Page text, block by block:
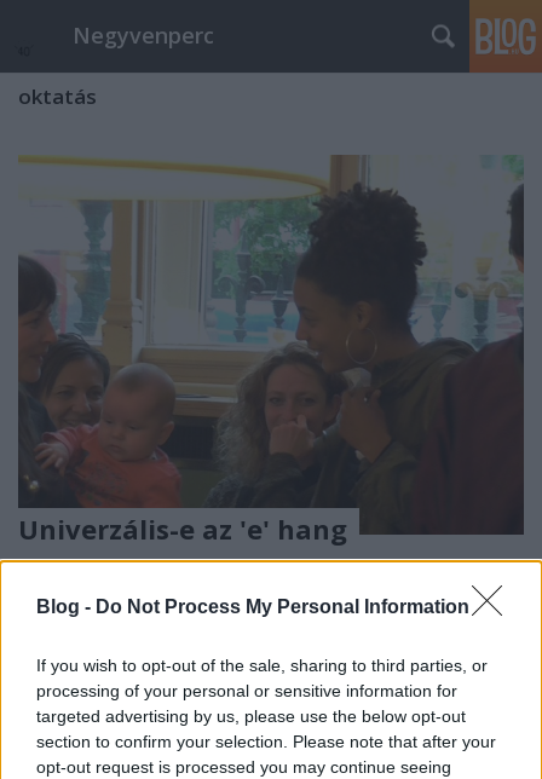
Blog - Do Not Process My Personal Information
If you wish to opt-out of the sale, sharing to third parties, or
processing of your personal or sensitive information for
targeted advertising by us, please use the below opt-out
section to confirm your selection. Please note that after your
opt-out request is processed you may continue seeing
Negyvenperc
oktatás
Univerzális-e az 'e' hang
satie•2015. október 13. 0
kérdésért. A 2 évvel ezelőtti kutatást úgy írta le, hogy
az 'eh' szócska több keleti, akár távol-keleti nyelvben
is hasonlóan érdeklődést, figyelemfelkeltést hoz
létre. A nyelvészet komolyan foglalkozik a kérdéssel,
az eddigi alapos…